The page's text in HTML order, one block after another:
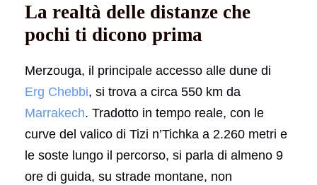
La realtà delle distanze che
pochi ti dicono prima
Merzouga, il principale accesso alle dune di
Erg Chebbi, si trova a circa 550 km da
Marrakech. Tradotto in tempo reale, con le
curve del valico di Tizi n’Tichka a 2.260 metri e
le soste lungo il percorso, si parla di almeno 9
ore di guida, su strade montane, non